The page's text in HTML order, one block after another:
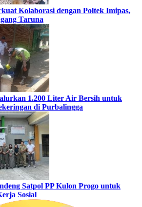
Kolaborasi dengan Poltek Imipas,
Taruna
1.200 Liter Air Bersih untuk
di Purbalingga
Satpol PP Kulon Progo untuk
Sosial